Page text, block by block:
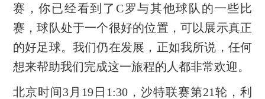
赛，你已经看到了C罗与其他球队的一些比
赛，球队处于一个很好的位置，可以展示真正
的好足球。我们仍在发展，正如我所说，任何
想来帮助我们完成这一旅程的人都非常欢迎。
北京时间3月19日1:30，沙特联赛第21轮，利